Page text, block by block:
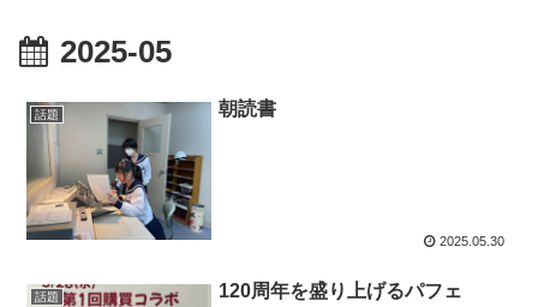
2025-05
話題 朝読書
2025.05.30
話題 120周年を盛り上げるパフェ